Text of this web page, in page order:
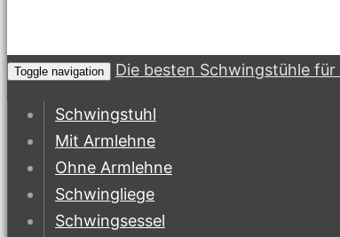
Toggle navigation Die besten Schwingstühle für
Schwingstuhl
Mit Armlehne
Ohne Armlehne
Schwingliege
Schwingsessel